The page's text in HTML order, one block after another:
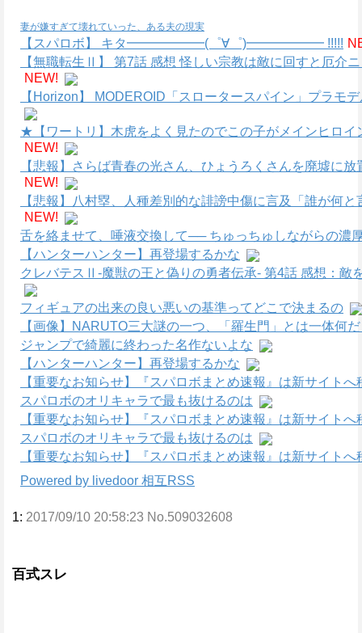
妻が嫌すぎて壊れていった、ある夫の現実
【スパロボ】 キタ━━━━━━(゜∀゜)━━━━━━ !!!!!
【無職転生Ⅱ】 第7話 感想 怪しい宗教は敵に回すと厄介
NEW!
【Horizon】 MODEROID「スロータースパイン」プラモ
★【ワートリ】木虎をよく見たのでこの子がメインヒロ
NEW!
【悲報】さらば青春の光さん、ひょうろくさんを廃墟に
NEW!
【悲報】八村塁、人種差別的な誹謗中傷に言及「誰が何
NEW!
舌を絡ませて、唾液交換して── ちゅっちゅしながらの濃
【ハンターハンター】再登場するかな
クレバテスⅡ-魔獣の王と偽りの勇者伝承- 第4話 感想：敵
フィギュアの出来の良い悪いの基準ってどこで決まるの
【画像】NARUTO三大謎の一つ、「羅生門」とは一体何
ジャンプで綺麗に終わった名作ないよな
【ハンターハンター】再登場するかな
【重要なお知らせ】『スパロボまとめ速報』は新サイトへ
スパロボのオリキャラで最も抜けるのは
【重要なお知らせ】『スパロボまとめ速報』は新サイトへ
スパロボのオリキャラで最も抜けるのは
【重要なお知らせ】『スパロボまとめ速報』は新サイトへ
Powered by livedoor 相互RSS
1: 2017/09/10 20:58:23 No.509032608
百式スレ